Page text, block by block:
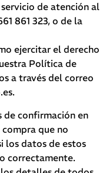
de atención al
861 323, o de la
ejercitar el derecho
Política de
a través del correo
de confirmación en
que no
los datos de estos
correctamente.